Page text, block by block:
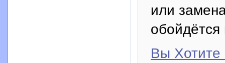
или
Вы Хотите